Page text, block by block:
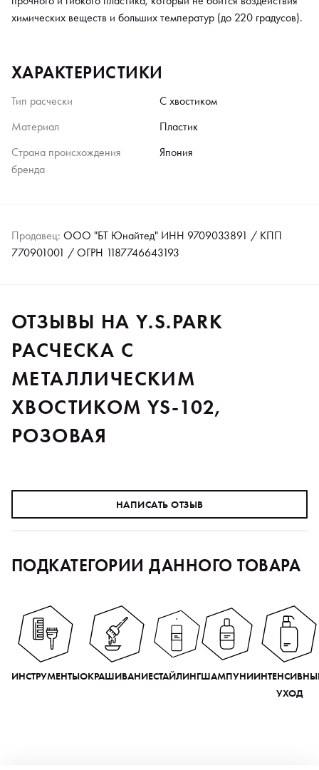
химических веществ и больших температур (до 220 градусов).
ХАРАКТЕРИСТИКИ
Тип расчески
С хвостиком
Материал
Пластик
Страна происхождения
бренда
Япония
Продавец: ООО "БТ Юнайтед" ИНН 9709033891 / КПП
770901001 / ОГРН 1187746643193
ОТЗЫВЫ НА Y.S.PARK
РАСЧЕСКА С
МЕТАЛЛИЧЕСКИМ
ХВОСТИКОМ YS-102,
РОЗОВАЯ
НАПИСАТЬ ОТЗЫВ
ПОДКАТЕГОРИИ ДАННОГО ТОВАРА
ИНСТРУМЕНТЫОКРАШИВАНИЕСТАЙЛИНГШАМПУНИ
УХОД